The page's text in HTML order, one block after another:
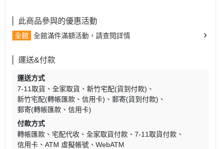
此商品參與的優惠活動
全館 全館滿件滿額活動，請查閱詳情
運送&付款
運送方式
7-11取貨
全家取貨
新竹宅配(貨到付款)
新竹宅配(轉帳匯款、信用卡)
郵寄(貨到付款)
郵寄(轉帳匯款、信用卡)
付款方式
轉帳匯款
宅配代收 全家取貨付款
7-11取貨付款
信用卡
ATM 虛擬帳號 WebATM